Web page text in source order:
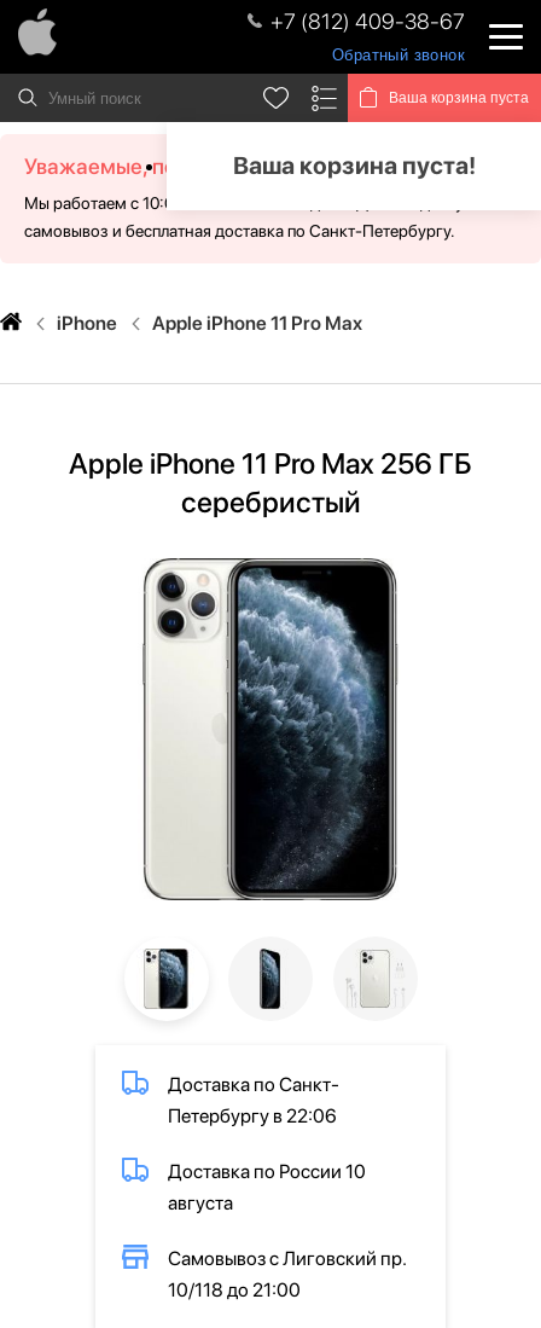
+7 (812) 409-38-67
Обратный звонок
Ваша корзина пуста
Ваша корзина пуста!
Уважаемые, посетители!
Мы работаем с 10:00 - 21:00 без выходных. Для Вас доступен
самовывоз и бесплатная доставка по Санкт-Петербургу.
iPhone Apple iPhone 11 Pro Max
Apple iPhone 11 Pro Max 256 ГБ
серебристый
Доставка по Санкт-
Петербургу в 22:06
Доставка по России 10
августа
Самовывоз с Лиговский пр.
10/118 до 21:00